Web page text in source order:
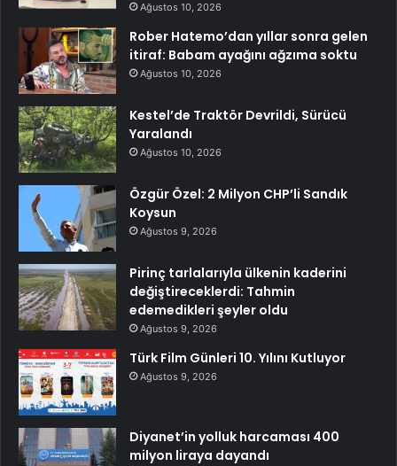
Ağustos 10, 2026
Rober Hatemo’dan yıllar sonra gelen
itiraf: Babam ayağını ağzıma soktu
Ağustos 10, 2026
Kestel’de Traktör Devrildi, Sürücü
Yaralandı
Ağustos 10, 2026
Özgür Özel: 2 Milyon CHP’li Sandık
Koysun
Ağustos 9, 2026
Pirinç tarlalarıyla ülkenin kaderini
değiştireceklerdi: Tahmin
edemedikleri şeyler oldu
Ağustos 9, 2026
Türk Film Günleri 10. Yılını Kutluyor
Ağustos 9, 2026
Diyanet’in yolluk harcaması 400
milyon liraya dayandı